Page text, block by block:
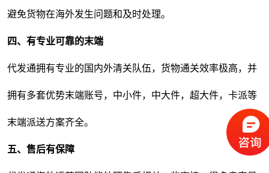
避免货物在海外发生问题和及时处理。
四、有专业可靠的末端
代发通拥有专业的国内外清关队伍，货物通关效率极高，并
拥有多套优势末端账号，中小件，中大件，超大件，卡派等
末端派送方案齐全。
五、 售后有保障